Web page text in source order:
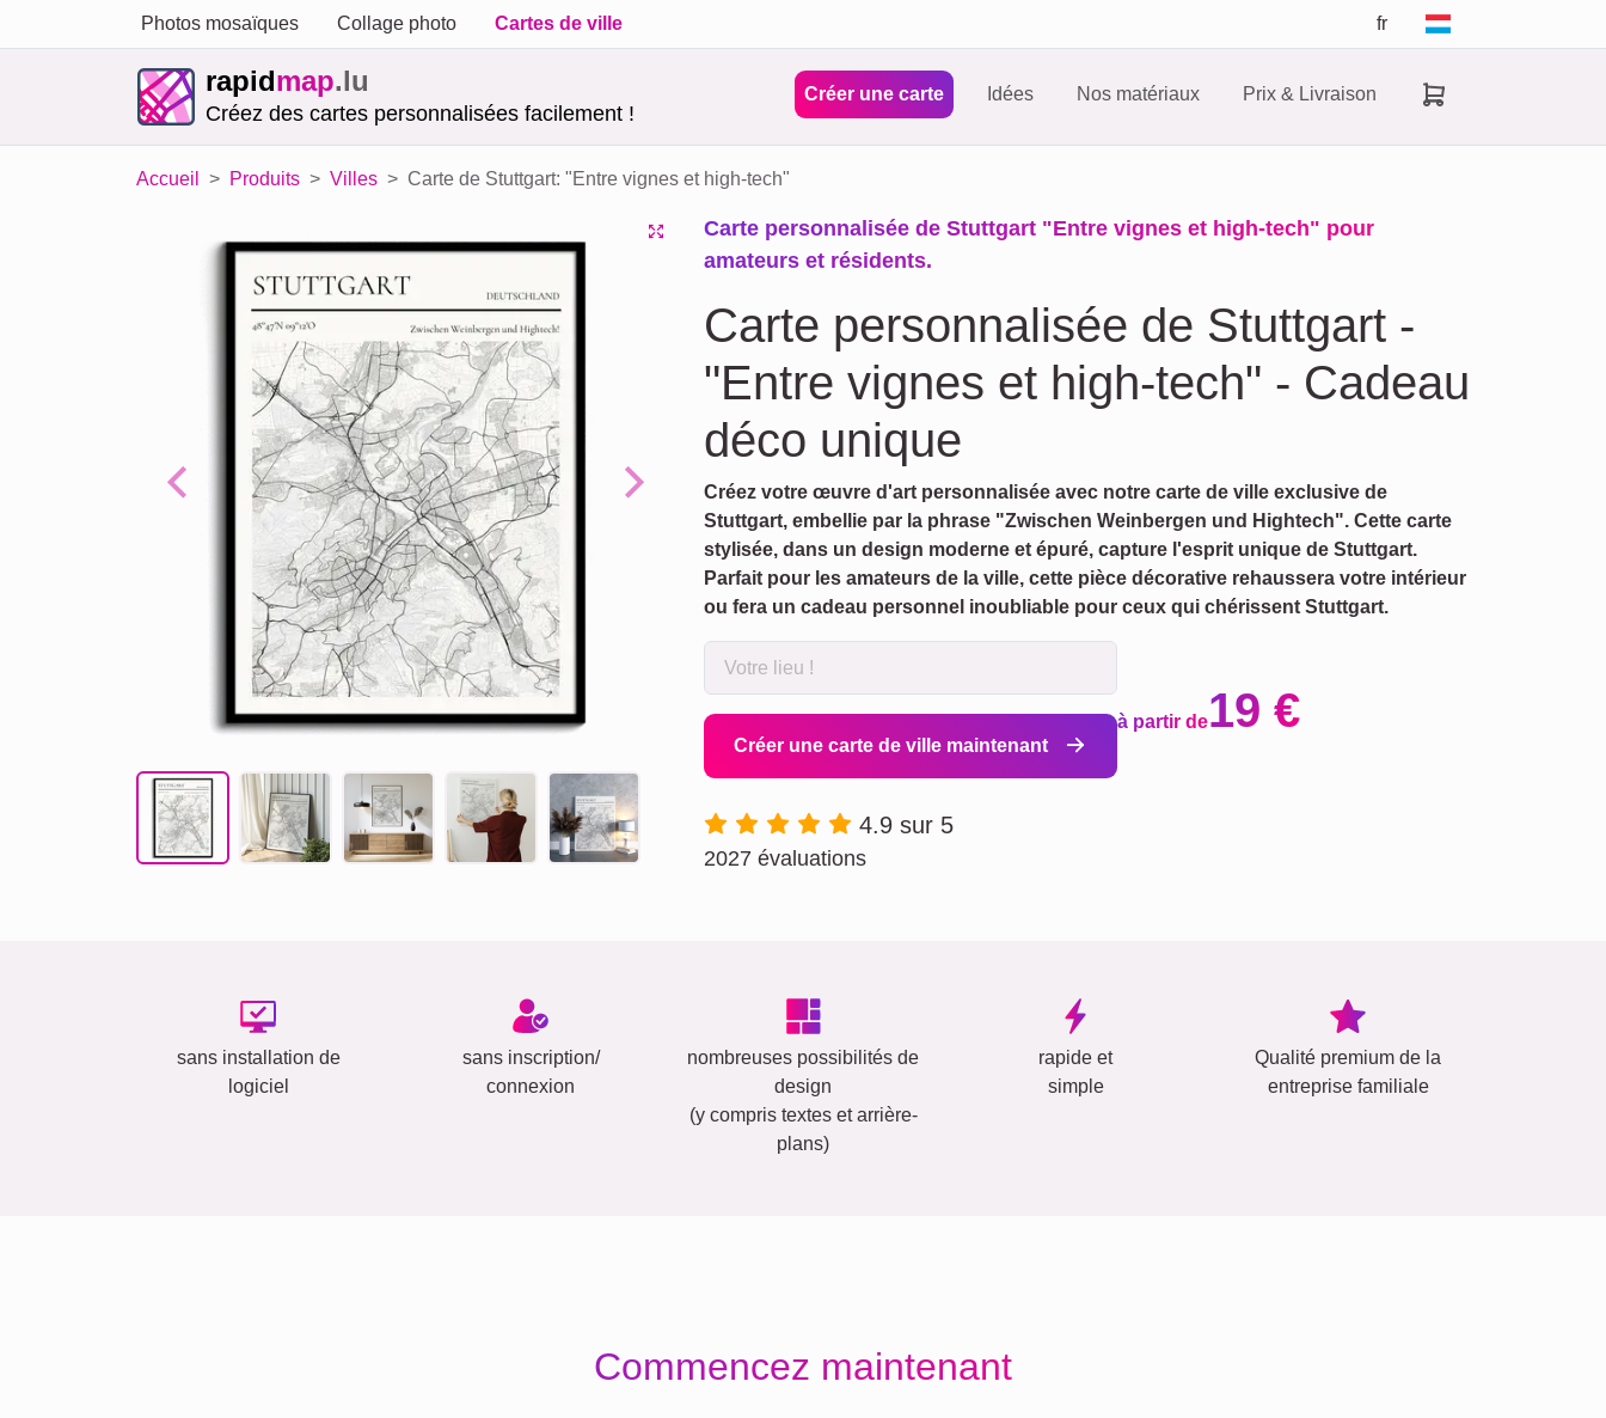
Photos mosaïques Collage photo Cartes de ville fr
rapidmap.lu
Créez des cartes personnalisées facilement !
Créer une carte Idées Nos matériaux Prix & Livraison
Accueil Produits Villes Carte de Stuttgart: "Entre vignes et high-tech"
Previous Next
Carte personnalisée de Stuttgart "Entre vignes et high-tech" pour
amateurs et résidents.
Carte personnalisée de Stuttgart -
"Entre vignes et high-tech" - Cadeau
déco unique
Créez votre œuvre d'art personnalisée avec notre carte de ville exclusive de
Stuttgart, embellie par la phrase "Zwischen Weinbergen und Hightech". Cette carte
stylisée, dans un design moderne et épuré, capture l'esprit unique de Stuttgart.
Parfait pour les amateurs de la ville, cette pièce décorative rehaussera votre intérieur
ou fera un cadeau personnel inoubliable pour ceux qui chérissent Stuttgart.
Créer une carte de ville maintenant
à partir de19 €
4.9 sur 5
2027 évaluations
sans installation de
logiciel
sans inscription/
connexion
nombreuses possibilités de
design
(y compris textes et arrière-
plans)
rapide et
simple
Qualité premium de la
entreprise familiale
Commencez maintenant